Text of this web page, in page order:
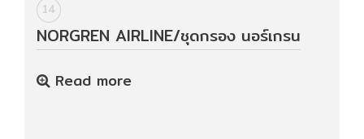
14
NORGREN AIRLINE/ชุดกรอง นอร์เกรน
Read more